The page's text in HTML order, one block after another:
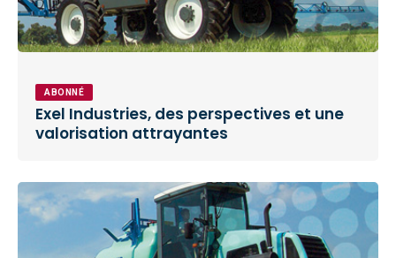
ABONNÉ
Exel Industries, des perspectives et une
valorisation attrayantes